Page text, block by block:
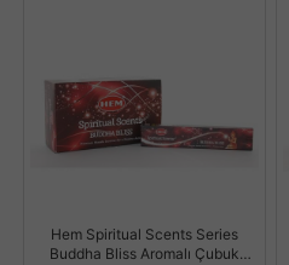
Hem Spiritual Scents Series
Buddha Bliss Aromalı Çubuk